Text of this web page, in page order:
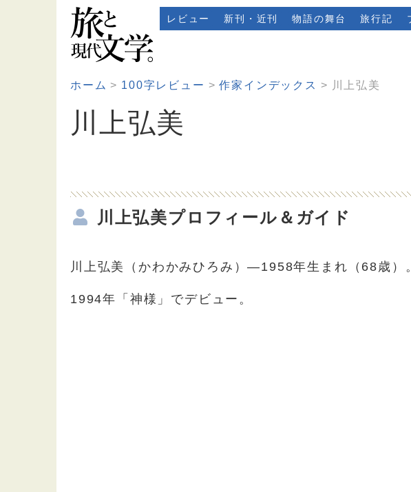
レビュー 新刊・近刊 物語の舞台 旅行記
ホーム 100字レビュー 作家インデックス 川上弘美
川上弘美
川上弘美プロフィール＆ガイド
川上弘美（かわかみひろみ）―1958年生まれ（68歳）
1994年「神様」でデビュー。